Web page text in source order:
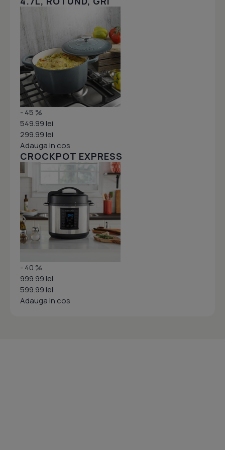
- 45 %
549.99 lei
299.99 lei
Adauga in cos
CROCKPOT EXPRESS
- 40 %
999.99 lei
599.99 lei
Adauga in cos